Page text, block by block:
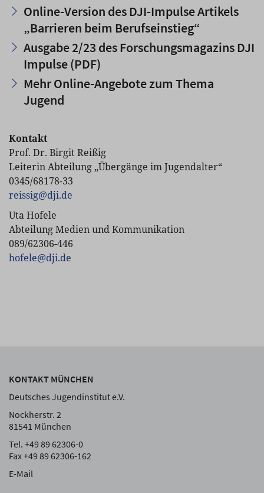
Online-Version des DJI-Impulse Artikels
„Barrieren beim Berufseinstieg“
Ausgabe 2/23 des Forschungsmagazins DJI
Impulse (PDF)
Mehr Online-Angebote zum Thema
Jugend
Kontakt
Prof. Dr. Birgit Reißig
Leiterin Abteilung „Übergänge im Jugendalter“
0345/68178-33
reissig@dji.de
Uta Hofele
Abteilung Medien und Kommunikation
089/62306-446
hofele@dji.de
KONTAKT MÜNCHEN
Deutsches Jugendinstitut e.V.
Nockherstr. 2
81541 München
Tel. +49 89 62306-0
Fax +49 89 62306-162
E-Mail